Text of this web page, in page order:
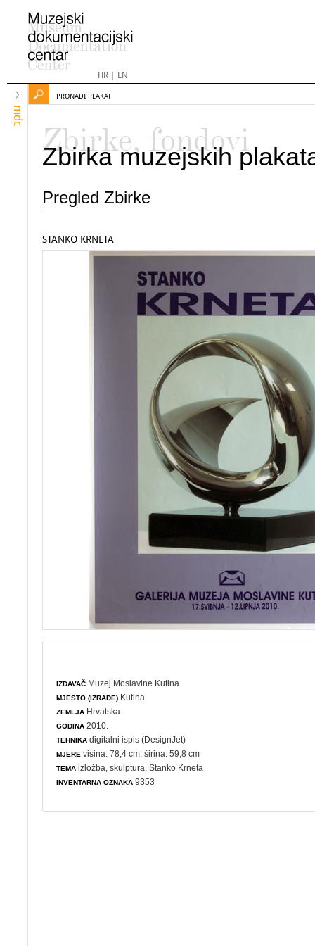
HR| EN
mdc
PRONAĐI PLAKAT
Zbirke, fondovi
Zbirka muzejskih
Pregled Zbirke
STANKO KRNETA
IZDAVAČ Muzej Moslavine Kutina
MJESTO (IZRADE) Kutina
ZEMLJA Hrvatska
GODINA 2010.
TEHNIKA digitalni ispis (DesignJet)
MJERE visina: 78,4 cm; širina: 59,8 cm
TEMA izložba ,skulptura , Stanko Krneta
INVENTARNA OZNAKA 9353